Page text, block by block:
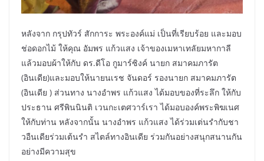
หลังจาก กรุปทัวร์ สักการะ พระองค์แม่ เป็นที่เรียบร้อย และมอบ
ช่อดอกไม้ ให้คุณ อัมพร แก้วแสง เจ้าของเมหาเทลัยมหากาลี
แล้วมอบผ้าให้กับ ดร.ดีโอ กูมาร์ซิงค์ นายก สมาคมภารัต
(อินเดีย)และมอบให้นายนเรช จันดอร์ รองนายก สมาคมภารัต
(อินเดีย ) ส่วนทาง นางอำพร แก้วแสง ได้มอบของที่ระลึก ให้กับ
ประธาน ศรีพินนินติ เวนกะเตศวาร์เรา ได้มอบองค์พระพิฆเนศ
ให้กับท่าน หลังจากนั้น นางอำพร แก้วแสง ได้ร่วมเต่นรำกับชา
วอืนเดียร่วมเต้นรำ สไตล์ทางอินเดีย ร่วมกันอย่างสนุกสนานกัน
อย่างมีความสุข